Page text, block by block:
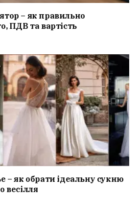
– як правильно
ПДВ та вартість
– як обрати ідеальну сукню
весілля